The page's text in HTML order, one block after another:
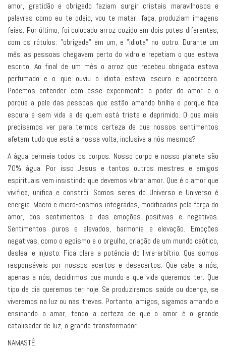
amor, gratidão e obrigado faziam surgir cristais maravilhosos e
palavras como eu te odeio, vou te matar, faça, produziam imagens
feias. Por último, foi colocado arroz cozido em dois potes diferentes,
com os rótulos: "obrigada" em um, e "idiota" no outro. Durante um
mês as pessoas chegavam perto do vidro e repetiam o que estava
escrito. Ao final de um mês o arroz que recebeu obrigada estava
perfumado e o que ouviu o idiota estava escuro e apodrecera.
Podemos entender com esse experimento o poder do amor e o
porque a pele das pessoas que estão amando brilha e porque fica
escura e sem vida a de quem está triste e deprimido. O que mais
precisamos ver para termos certeza de que nossos sentimentos
afetam tudo que está a nossa volta, inclusive a nós mesmos?
A água permeia todos os corpos. Nosso corpo e nosso planeta são
70% água. Por isso Jesus e tantos outros mestres e amigos
espirituais vem insistindo que devemos vibrar amor. Que é o amor que
vivifica, unifica e constrói. Somos seres do Universo e Universo é
energia. Macro e micro-cosmos integrados, modificados pela força do
amor, dos sentimentos e das emoções positivas e negativas.
Sentimentos puros e elevados, harmonia e elevação. Emoções
negativas, como o egoísmo e o orgulho, criação de um mundo caótico,
desleal e injusto. Fica clara a potência do livre-arbítrio. Que somos
responsáveis por nossos acertos e desacertos. Que cabe a nós,
apenas a nós, decidirmos que mundo e que vida queremos ter. Que
tipo de dia queremos ter hoje. Se produziremos saúde ou doença, se
viveremos na luz ou nas trevas. Portanto, amigos, sigamos amando e
ensinando a amar, tendo a certeza de que o amor é o grande
catalisador de luz, o grande transformador.
NAMASTÊ